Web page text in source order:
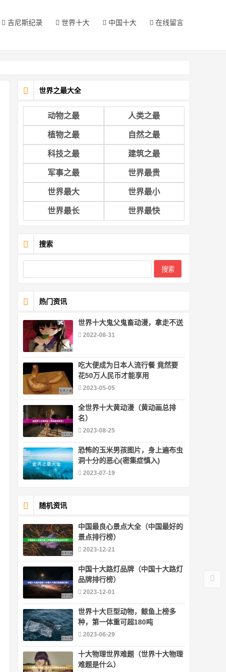
吉尼斯纪录 世界十大 中国十大 在线留言
世界之最大全
动物之最 人类之最
植物之最 自然之最
科技之最 建筑之最
军事之最 世界最贵
世界最大 世界最小
世界最长 世界最快
搜索
热门资讯
世界十大鬼父鬼畜动漫，拿走不送
2022-08-31
吃大便成为日本人流行餐 竟然要
花50万人民币才能享用
2023-05-05
全世界十大黄动漫（黄动画总排
名）
2023-08-25
恐怖的玉米男孩图片，身上遍布虫
洞十分的恶心(密集症慎入)
2023-07-19
随机资讯
中国最良心景点大全（中国最好的
景点排行榜）
2023-12-21
中国十大路灯品牌（中国十大路灯
品牌排行榜）
2023-12-01
世界十大巨型动物，鲸鱼上榜多
种，第一体重可超180吨
2023-06-29
十大物理世界难题（世界十大物理
难题是什么）